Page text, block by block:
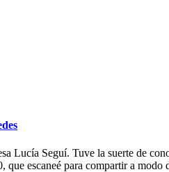
Lucía Seguí. Tuve la suerte de
que escaneé para compartir a modo